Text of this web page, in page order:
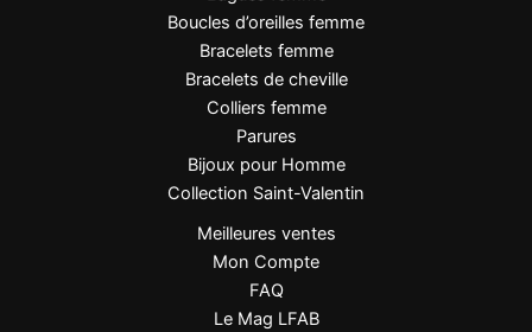
Boucles d’oreilles femme
Bracelets femme
Bracelets de cheville
Colliers femme
Parures
Bijoux pour Homme
Collection Saint-Valentin
Meilleures ventes
Mon Compte
FAQ
Le Mag LFAB